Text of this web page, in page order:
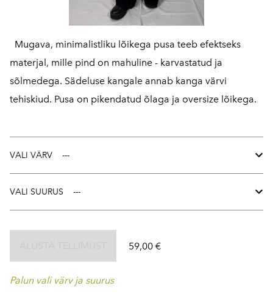
Mugava, minimalistliku lõikega pusa teeb efektseks
materjal, mille pind on mahuline - karvastatud ja
sõlmedega. Sädeluse kangale annab kanga värvi
tehiskiud. Pusa on pikendatud õlaga ja oversize lõikega.
VALI VÄRV
VALI SUURUS
59,00 €
Palun vali värv ja suurus